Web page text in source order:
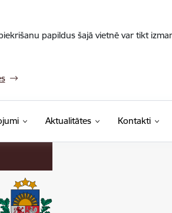
papildus šajā vietnē var tikt
Aktualitātes Kontakti